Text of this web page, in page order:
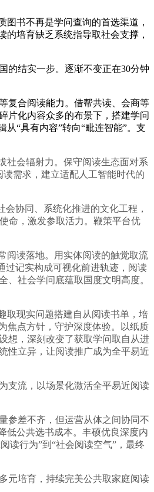
书不再是学问查询的首选渠道，
培育缺乏系统指导取社会支撑，
结实一步。逐渐不变正在30分钟
复合阅读能力。借帮共读、会商等
片化内容众多的布景下，搭建学问
“具有内容”转向“毗连智能”。支
会辐射力。保守阅读生态面对系
需求，建立适配人工智能时代的
协同、系统化推进的文化工程，
命，激发参取活力。鞭策平台优
读落地。用实体阅读的触觉取流
过记实构成可视化前进轨迹，阅读
社会学问底蕴取国度文明高度。
现实问题搭建自从阅读书单，培
焦点方针，守护深度体验。以纸质
想，深刻改变了获取学问取自从进
性立异，让阅读推广成为全平易近
支流，以场景化激活全平易近阅读
参差不齐，但运营从体之间协同不
低公共选书成本。丰硕优良深度内
读行为”到“社会阅读空气”，最终
元培育，持续完美公共取家庭阅读